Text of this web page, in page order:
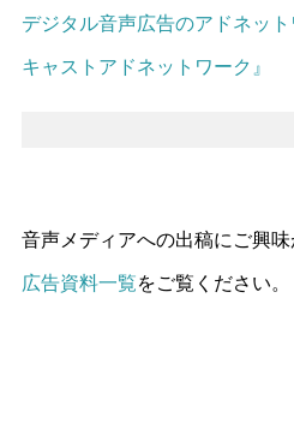
デジタル音声広告のアドネッ
キャストアドネットワーク』
音声メディアへの出稿にご興
広告資料一覧をご覧ください。